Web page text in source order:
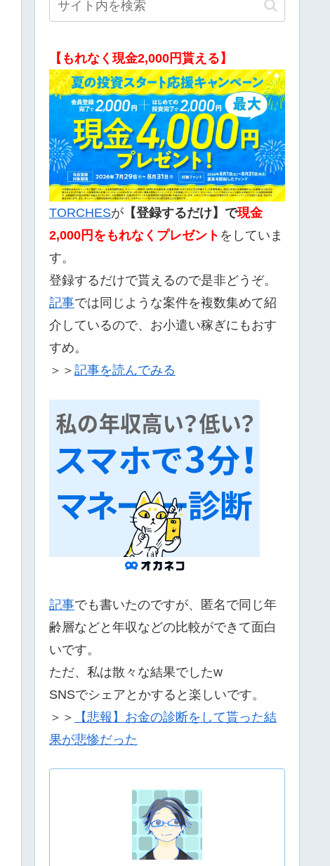
【もれなく現金2,000円貰える】
TORCHESが 【登録するだけ】で現金
2,000 円をもれなくプレゼント をしていま
す。
登録するだけで貰えるので是非どうぞ。
記事では同じような案件を複数集めて紹
介しているので、お小遣い稼ぎにもおす
すめ。
＞＞ 記事を読んでみる
記事でも書いたのですが、匿名で同じ年
齢層などと年収などの比較ができて面白
いです。
ただ、私は散々な結果でしたw
SNSでシェアとかすると楽しいです。
＞＞
【悲報】お金の診断をして貰った結
果が悲惨だった